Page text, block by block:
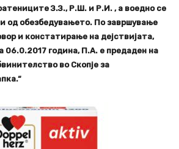
З.З., Р.Ш. и Р.И. , а воедно се
од обезбедувањето. По завршување
и констатирање на дејствијата,
06.0.2017 година, П.А. е предаден на
во Скопје за